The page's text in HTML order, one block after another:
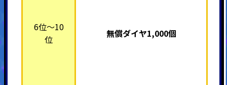
6位～10
位
無償ダイヤ1,000個